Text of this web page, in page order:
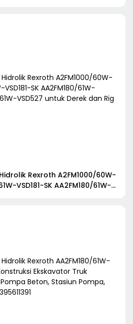
Rexroth A2FM1000/60W-
VSD181-SK AA2FM180/61W-